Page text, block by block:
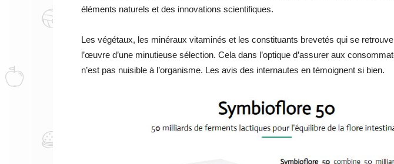
éléments naturels et des innovations scientifiques.
Les végétaux, les minéraux vitaminés et les constituants brevetés qui se
l’œuvre d’une minutieuse sélection. Cela dans l’optique d’assurer aux
n’est pas nuisible à l’organisme. Les avis des internautes en témoignent si bien.